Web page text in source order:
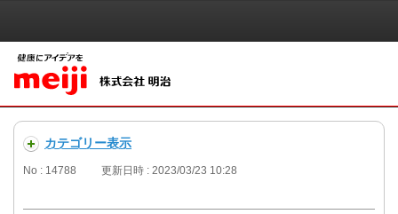
カテゴリー表示
No : 14788 更新日時 : 2023/03/23 10:28